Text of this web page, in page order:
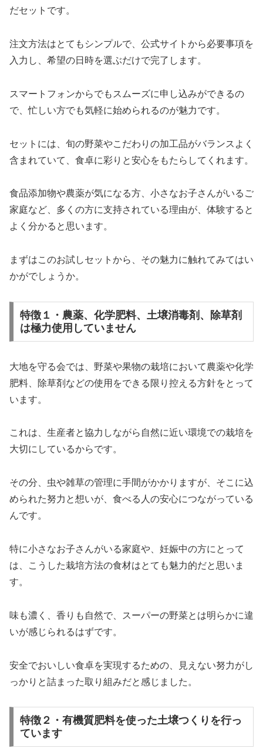
だセットです。
注文方法はとてもシンプルで、公式サイトから必要事項を
入力し、希望の日時を選ぶだけで完了します。
スマートフォンからでもスムーズに申し込みができるの
で、忙しい方でも気軽に始められるのが魅力です。
セットには、旬の野菜やこだわりの加工品がバランスよく
含まれていて、食卓に彩りと安心をもたらしてくれます。
食品添加物や農薬が気になる方、小さなお子さんがいるご
家庭など、多くの方に支持されている理由が、体験すると
よく分かると思います。
まずはこのお試しセットから、その魅力に触れてみてはい
かがでしょうか。
特徴１・農薬、化学肥料、土壌消毒剤、除草剤
は極力使用していません
大地を守る会では、野菜や果物の栽培において農薬や化学
肥料、除草剤などの使用をできる限り控える方針をとって
います。
これは、生産者と協力しながら自然に近い環境での栽培を
大切にしているからです。
その分、虫や雑草の管理に手間がかかりますが、そこに込
められた努力と想いが、食べる人の安心につながっている
んです。
特に小さなお子さんがいる家庭や、妊娠中の方にとって
は、こうした栽培方法の食材はとても魅力的だと思いま
す。
味も濃く、香りも自然で、スーパーの野菜とは明らかに違
いが感じられるはずです。
安全でおいしい食卓を実現するための、見えない努力がし
っかりと詰まった取り組みだと感じました。
特徴２・有機質肥料を使った土壌つくりを行っ
ています